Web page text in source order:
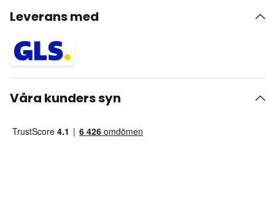
Leverans med
Våra kunders syn